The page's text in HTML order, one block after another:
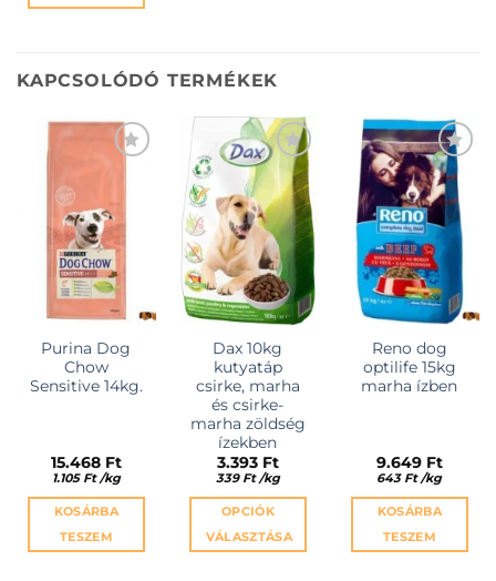
KAPCSOLÓDÓ TERMÉKEK
KEDVENCEKHEZ
Purina Dog
Chow
Sensitive 14kg.
15.468 Ft
1.105 Ft /kg
KOSÁRBA
TESZEM
KEDVENCEKHEZ
Dax 10kg
kutyatáp
csirke, marha
és csirke-
marha zöldség
ízekben
3.393 Ft
339 Ft /kg
OPCIÓK
VÁLASZTÁSA
KEDVENCEKHEZ
Reno dog
optilife 15kg
marha ízben
9.649 Ft
643 Ft /kg
KOSÁRBA
TESZEM